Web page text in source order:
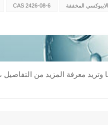
CAS 2426-08-6 المخففة
وتريد معرفة المزيد من